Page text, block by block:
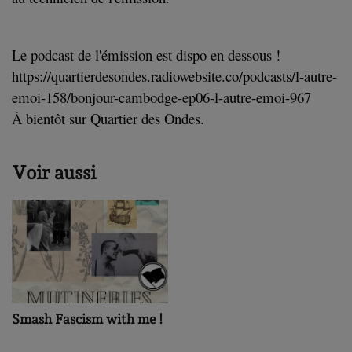
Le podcast de l'émission est dispo en dessous !
https://quartierdesondes.radiowebsite.co/podcasts/l-autre-
emoi-158/bonjour-cambodge-ep06-l-autre-emoi-967
À bientôt sur Quartier des Ondes.
Voir aussi
Smash Fascism with me !